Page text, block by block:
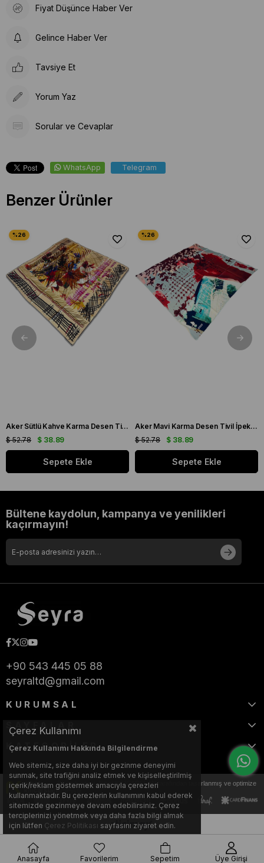
Fiyat Düşünce Haber Ver
Gelince Haber Ver
Tavsiye Et
Yorum Yaz
Sorular ve Cevaplar
WhatsApp Telegram
Benzer Ürünler
Aker Sütlü Kahve Karma Desen Tivil İpek Eşarp 8198713 - 914
$ 38.89
$ 52.78
Sepete Ekle
Aker Mavi Karma Desen Tivil İpek Eşarp 8278713 - 924
$ 38.89
$ 52.78
Sepete Ekle
Bültene kaydolun, kampanya ve yenilikleri
kaçırmayın!
+90 543 445 05 88
seyraltd@gmail.com
KURUMSAL
SAYFALAR
KATEGORİLER
Bu web sitesi, Nihat KILIÇARSLAN tarafından tasarlanmış ve optimize
edilmiştir.
Çerez Kullanımı
Çerez Kullanımı Hakkında Bilgilendirme
Web sitemiz, size daha iyi bir gezinme deneyimi
sunmak, site trafiğini analiz etmek ve kişiselleştirilmiş
içerik/reklam göstermek amacıyla çerezleri
kullanmaktadır. Bu çerezlerin kullanımını kabul ederek
sitemizde gezinmeye devam edebilirsiniz. Çerez
terciplerinizi yönetmek veya daha fazla bilgi almak
için lütfen Çerez Politikası sayfasını ziyaret edin.
Anasayfa Favorilerim Sepetim Üye Girişi